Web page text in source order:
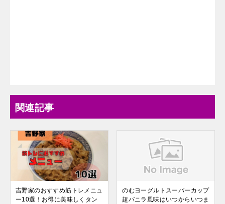
関連記事
吉野家のおすすめ筋トレメニュ
ー10選！お得に美味しくタン
のむヨーグルトスーパーカップ
超バニラ風味はいつからいつま